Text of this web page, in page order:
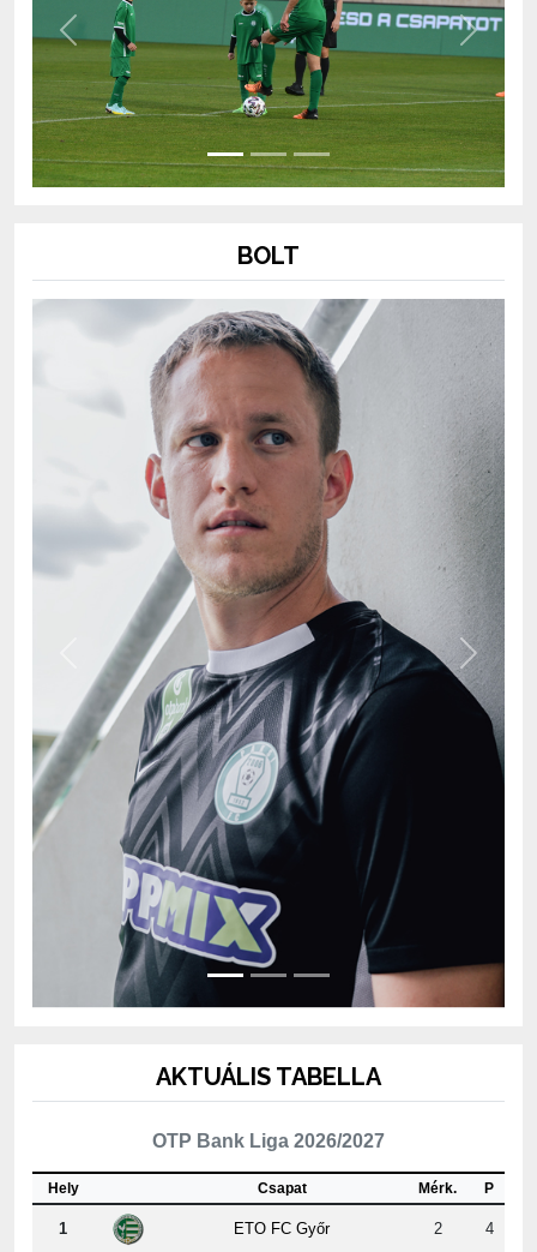
Previous Next
Next
OTP Bank Liga 2026/2027
Csapat
1 ETO FC Győr 2 4
2 MTK Budapest 2 4